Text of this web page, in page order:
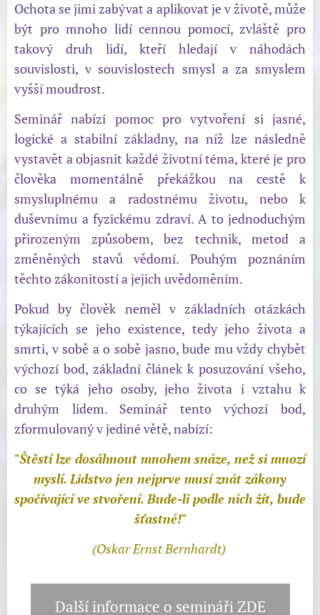
Ochota se jimi zabývat a aplikovat je v životě, může
být pro mnoho lidí cennou pomocí, zvláště pro
takový druh lidí, kteří hledají v náhodách
souvislosti, v souvislostech smysl a za smyslem
vyšší moudrost.
Seminář nabízí pomoc pro vytvoření si jasné,
logické a stabilní základny, na níž lze následně
vystavět a objasnit každé životní téma, které je pro
člověka momentálně překážkou na cestě k
smysluplnému a radostnému životu, nebo k
duševnímu a fyzickému zdraví. A to jednoduchým
přirozeným způsobem, bez technik, metod a
změněných stavů vědomí. Pouhým poznáním
těchto zákonitostí a jejich uvědoměním.
Pokud by člověk neměl v základních otázkách
týkajících se jeho existence, tedy jeho života a
smrti, v sobě a o sobě jasno, bude mu vždy chybět
výchozí bod, základní článek k posuzování všeho,
co se týká jeho osoby, jeho života i vztahu k
druhým lidem. Seminář tento výchozí bod,
zformulovaný v jediné větě, nabízí:
"Štěstí lze dosáhnout mnohem snáze, než si mnozí
myslí.Lidstvo jen nejprve musí znát zákony
spočívající vestvoření. Bude-li podle nich žít, bude
šťastné!"
(Oskar Ernst Bernhardt)
Další informace o semináři ZDE